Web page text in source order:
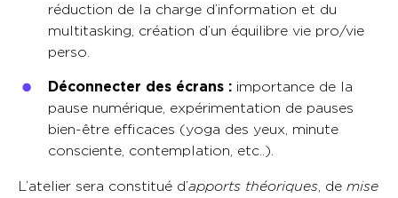
réduction de la charge d’information et du
multitasking, création d’un équilibre vie pro/vie
perso.
Déconnecter des écrans : importance de la
pause numérique, expérimentation de pauses
bien-être efficaces (yoga des yeux, minute
consciente, contemplation, etc..).
L’atelier sera constitué d’apports théoriques, de mise